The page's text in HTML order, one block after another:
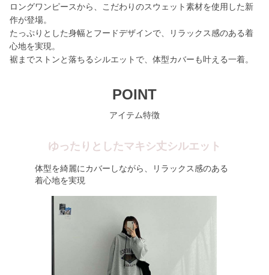
ロングワンピースから、こだわりのスウェット素材を使用した新
作が登場。
たっぷりとした身幅とフードデザインで、リラックス感のある着
心地を実現。
裾までストンと落ちるシルエットで、体型カバーも叶える一着。
POINT
アイテム特徴
ゆったりとしたマキシ丈シルエット
体型を綺麗にカバーしながら、リラックス感のある
着心地を実現